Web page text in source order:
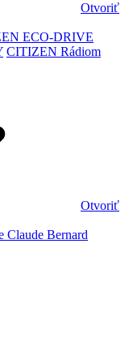
Otvoriť
ECO-DRIVE
CITIZEN Rádiom
Otvoriť
Claude Bernard